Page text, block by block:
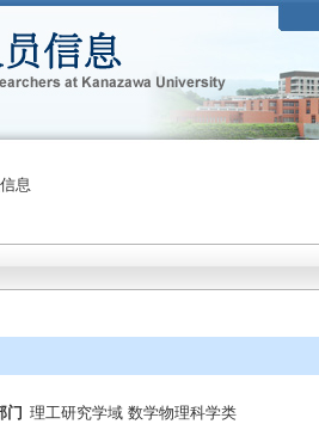
息
门 理工研究学域 数学物理科学类